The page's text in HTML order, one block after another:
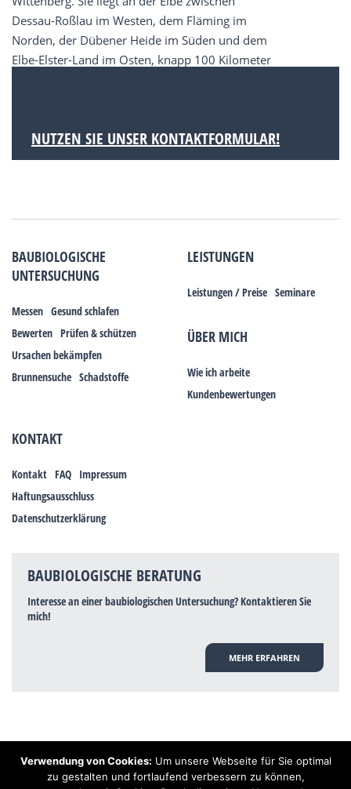
Dessau-Roßlau im Westen, dem Fläming im
Norden, der Dübener Heide im Süden und dem
Elbe-Elster-Land im Osten, knapp 100 Kilometer
NUTZEN SIE UNSER KONTAKTFORMULAR!
BAUBIOLOGISCHE
UNTERSUCHUNG
Messen Gesund schlafen
Bewerten Prüfen & schützen
Ursachen bekämpfen
Brunnensuche Schadstoffe
LEISTUNGEN
Leistungen / Preise Seminare
ÜBER MICH
Wie ich arbeite
Kundenbewertungen
KONTAKT
Kontakt FAQ Impressum
Haftungsausschluss
Datenschutzerklärung
BAUBIOLOGISCHE BERATUNG
Interesse an einer baubiologischen Untersuchung? Kontaktieren Sie
mich!
MEHR ERFAHREN
Hinweis: Trotz zahlreicher Studien, die einen Zusammenhang zwischen
Elektrosmog und gesundheitlichen Problemen aufzeigen, ist es von der
Verwendung von Cookies: Um unsere Webseite für Sie optimal
zu gestalten und fortlaufend verbessern zu können,